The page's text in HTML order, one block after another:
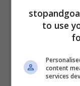
Il Liverpool
ma trai
to use
content
services